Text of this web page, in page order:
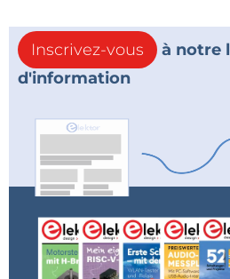
Inscrivez-vous
à notre
d'information